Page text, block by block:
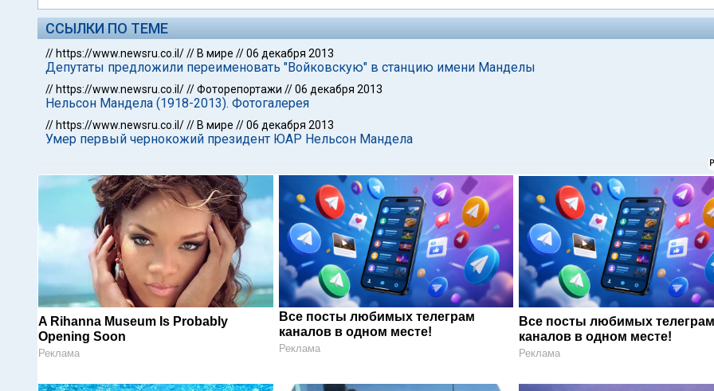
ССЫЛКИ ПО ТЕМЕ
// https://www.newsru.co.il/// В мире //06 декабря 2013
Депутаты предложили переименовать "Войковскую" в станцию имени Манделы
// https://www.newsru.co.il///Фоторепортажи //06 декабря 2013
Нельсон Мандела (1918-2013). Фотогалерея
// https://www.newsru.co.il/// В мире //06 декабря 2013
Умер первый чернокожий президент ЮАР Нельсон Мандела
A Rihanna Museum Is Probably
Opening Soon
Реклама
Все посты любимых телеграм
каналов в одном месте!
Реклама
Все посты любимых
каналов в одном месте!
Реклама